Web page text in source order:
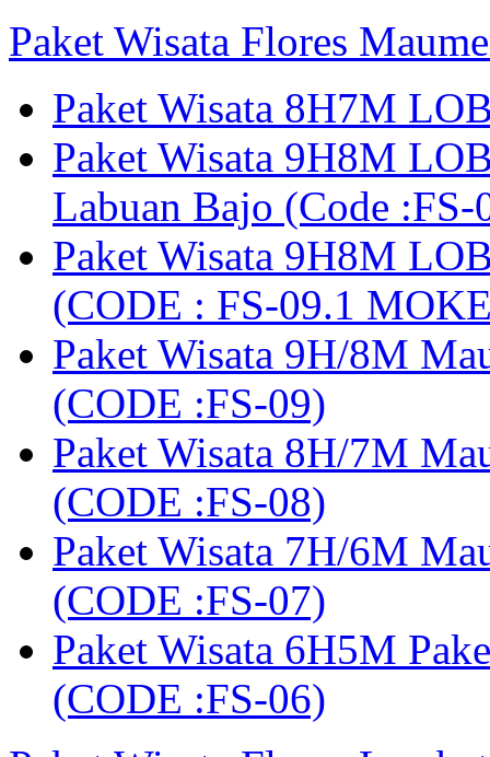
Paket Wisata Flores
Paket Wisata 8H7M
Paket Wisata 9H8M
Labuan Bajo (Code
Paket Wisata 9H8M
(CODE : FS-09.1
Paket Wisata 9H/8M
(CODE :FS-09)
Paket Wisata 8H/7M
(CODE :FS-08)
Paket Wisata 7H/6M
(CODE :FS-07)
Paket Wisata 6H5M
(CODE :FS-06)